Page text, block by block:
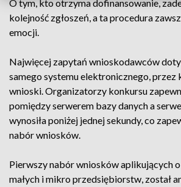
O tym, kto otrzyma dofinansowanie,
kolejność zgłoszeń, a ta procedura
emocji.
Najwięcej zapytań wnioskodawców
samego systemu elektronicznego, przez
wnioski. Organizatorzy konkursu
pomiędzy serwerem bazy danych a
wynosiła poniżej jednej sekundy, co
nabór wniosków.
Pierwszy nabór wniosków aplikujących
małych i mikro przedsiębiorstw, został